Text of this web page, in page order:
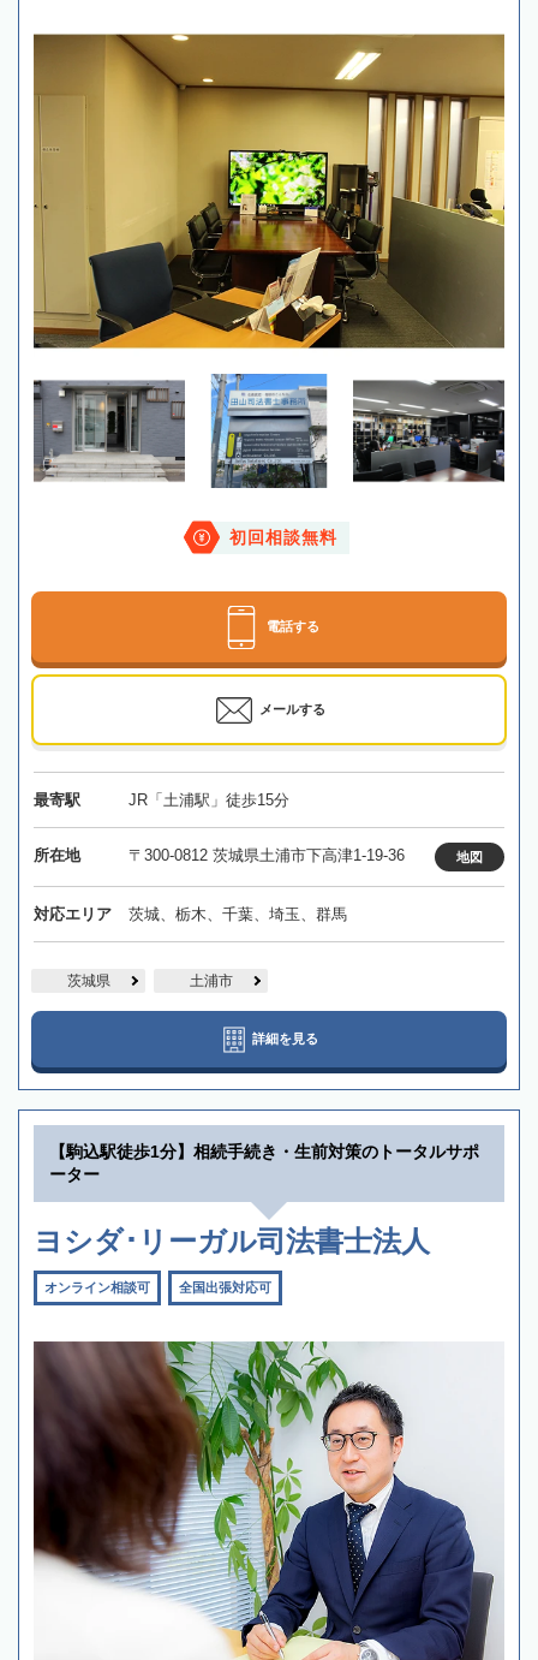
初回相談無料
電話する
メールする
最寄駅 JR「土浦駅」徒歩15分
所在地 〒300-0812 茨城県土浦市下高津1-19-36 地図
対応エリア 茨城、栃木、千葉、埼玉、群馬
茨城県 土浦市
詳細を見る
【駒込駅徒歩1分】相続手続き・生前対策のトータルサポ
ーター
ヨシダ･リーガル司法書士法人
オンライン相談可 全国出張対応可